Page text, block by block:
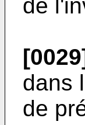
de
dans
de